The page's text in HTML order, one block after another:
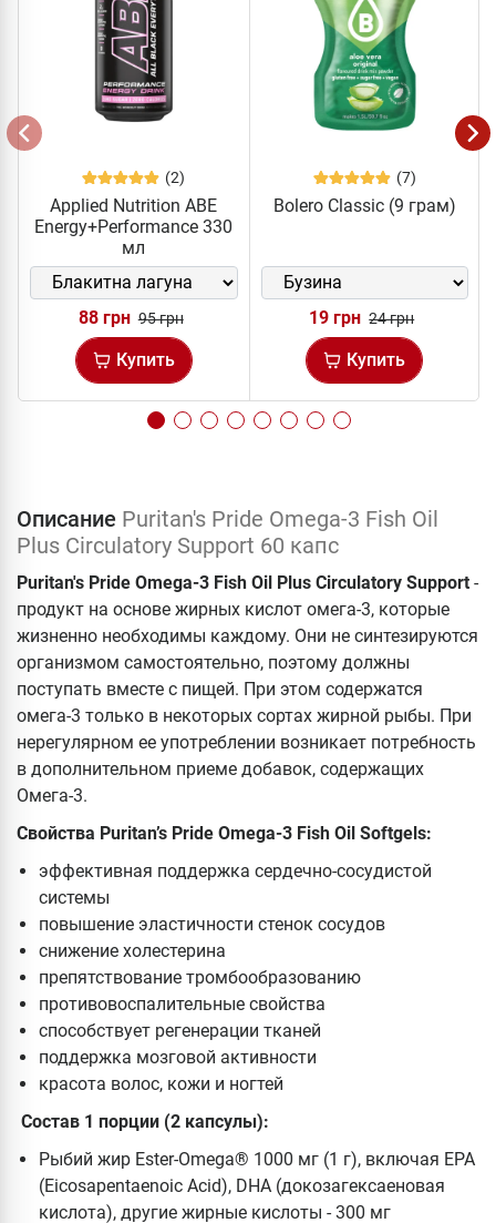
(2)
Applied Nutrition ABE
Energy+Performance 330
мл
88 грн 95 грн
Купить
(7)
Bolero Classic (9 грам)
19 грн 24 грн
Купить
Описание Puritan's Pride Omega-3 Fish Oil
Plus Circulatory Support 60 капс
Puritan's Pride Omega-3 Fish Oil Plus Circulatory Support -
продукт на основе жирных кислот омега-3, которые
жизненно необходимы каждому. Они не синтезируются
организмом самостоятельно, поэтому должны
поступать вместе с пищей. При этом содержатся
омега-3 только в некоторых сортах жирной рыбы. При
нерегулярном ее употреблении возникает потребность
в дополнительном приеме добавок, содержащих
Омега-3.
Свойства Puritan’s Pride Omega-3 Fish Oil Softgels:
эффективная поддержка сердечно-сосудистой
системы
повышение эластичности стенок сосудов
снижение холестерина
препятствование тромбообразованию
противовоспалительные свойства
способствует регенерации тканей
поддержка мозговой активности
красота волос, кожи и ногтей
Состав 1 порции (2 капсулы):
Рыбий жир Ester-Omega® 1000 мг (1 г), включая EPA
(Eicosapentaenoic Acid), DHA (докозагексаеновая
кислота), другие жирные кислоты - 300 мг